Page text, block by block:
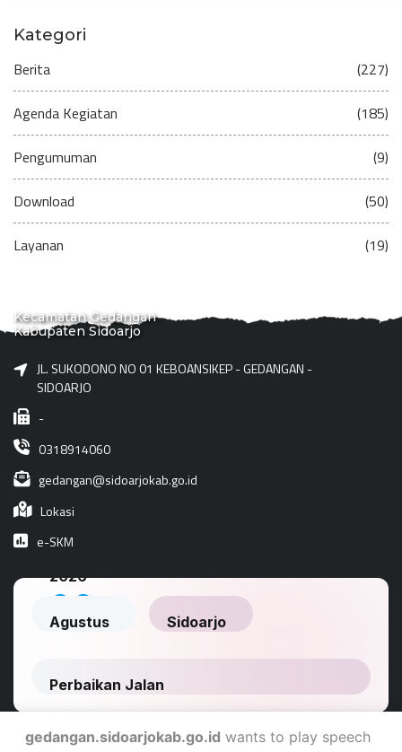
Kategori
Berita (227)
Agenda Kegiatan (185)
Pengumuman (9)
Download (50)
Layanan (19)
Kecamatan Gedangan
Kabupaten Sidoarjo
JL. SUKODONO NO 01 KEBOANSIKEP - GEDANGAN -
SIDOARJO
-
0318914060
gedangan@sidoarjokab.go.id
Lokasi
e-SKM
gedangan.sidoarjokab.go.id wants to play speech